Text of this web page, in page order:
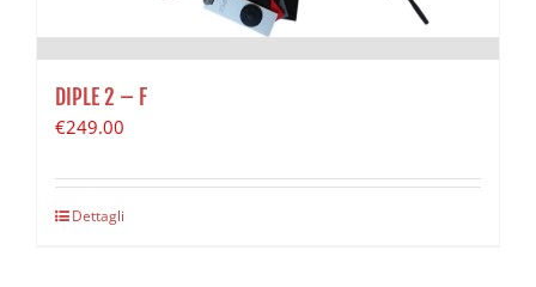
DIPLE 2 – F
€249.00
Dettagli